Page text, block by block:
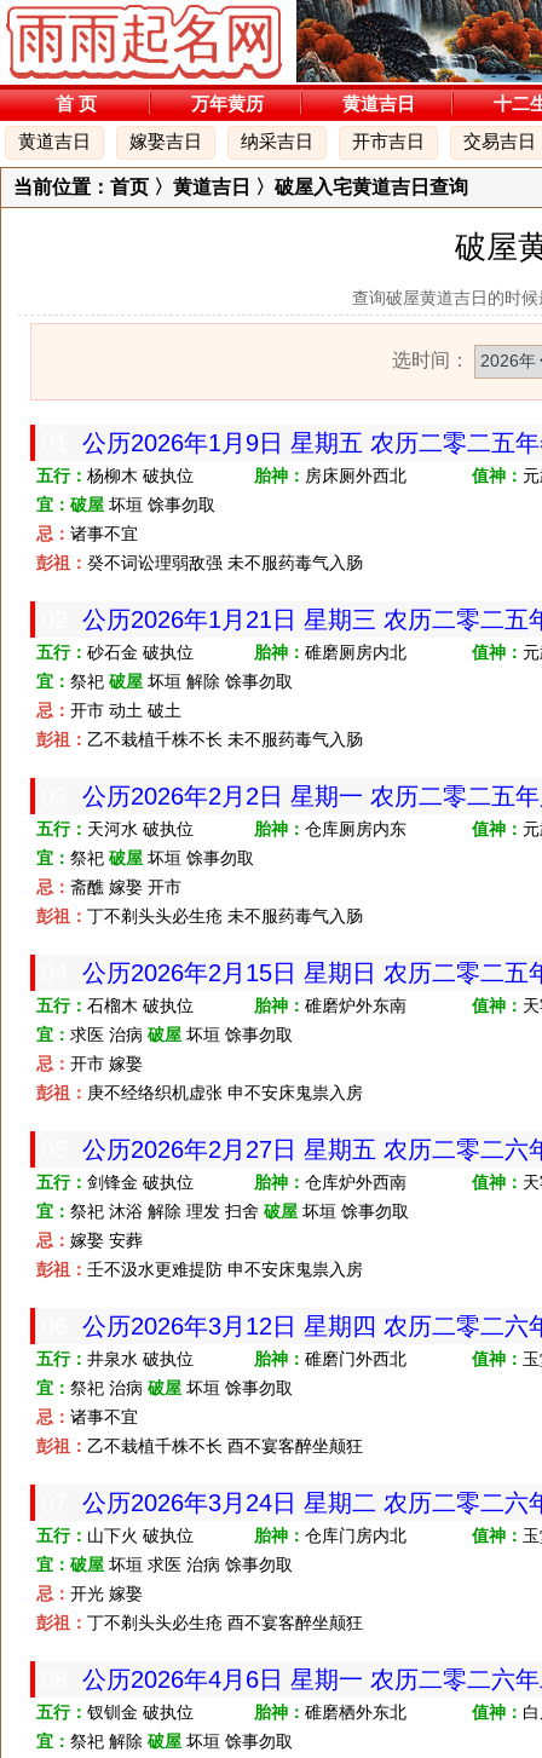
首 页 万年黄历 黄道吉日
十二
黄道吉日
嫁娶吉日 纳采吉日 开市吉日 交易吉日
当前位置： 首页 〉黄道吉日 〉破屋入宅黄道吉日查询
破屋
查询破屋黄道吉日的时
选时间：
公历2026年1月9日 星期五 农历二零二五
五行： 杨柳木 破执位 胎神： 房床厕外西北 值神：
宜： 破屋 坏垣 馀事勿取
忌： 诸事不宜
彭祖： 癸不词讼理弱敌强 未不服药毒气入肠
公历2026年1月21日 星期三 农历二零二
五行： 砂石金 破执位 胎神： 碓磨厕房内北 值神：
宜： 祭祀 破屋 坏垣 解除 馀事勿取
忌： 开市 动土 破土
彭祖： 乙不栽植千株不长 未不服药毒气入肠
公历2026年2月2日 星期一 农历二零二五
五行： 天河水 破执位 胎神： 仓库厕房内东 值神：
宜： 祭祀 破屋 坏垣 馀事勿取
忌： 斋醮 嫁娶 开市
彭祖： 丁不剃头头必生疮 未不服药毒气入肠
公历2026年2月15日 星期日 农历二零二
五行： 石榴木 破执位 胎神： 碓磨炉外东南 值神：
宜： 求医 治病 破屋 坏垣 馀事勿取
忌： 开市 嫁娶
彭祖： 庚不经络织机虚张 申不安床鬼祟入房
公历2026年2月27日 星期五 农历二零二
五行： 剑锋金 破执位 胎神： 仓库炉外西南 值神：
宜： 祭祀 沐浴 解除 理发 扫舍 破屋 坏垣 馀事勿取
忌： 嫁娶 安葬
彭祖： 壬不汲水更难提防 申不安床鬼祟入房
公历2026年3月12日 星期四 农历二零二
五行： 井泉水 破执位 胎神： 碓磨门外西北 值神：
宜： 祭祀 治病 破屋 坏垣 馀事勿取
忌： 诸事不宜
彭祖： 乙不栽植千株不长 酉不宴客醉坐颠狂
公历2026年3月24日 星期二 农历二零二
五行： 山下火 破执位 胎神： 仓库门房内北 值神：
宜： 破屋 坏垣 求医 治病 馀事勿取
忌： 开光 嫁娶
彭祖： 丁不剃头头必生疮 酉不宴客醉坐颠狂
公历2026年4月6日 星期一 农历二零二六
五行： 钗钏金 破执位 胎神： 碓磨栖外东北 值神：
宜： 祭祀 解除 破屋 坏垣 馀事勿取